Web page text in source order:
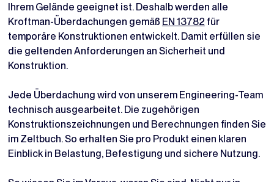
Ihrem Gelände geeignet ist. Deshalb werden alle
Kroftman-Überdachungen gemäß EN 13782 für
temporäre Konstruktionen entwickelt. Damit erfüllen sie
die geltenden Anforderungen an Sicherheit und
Konstruktion.
Jede Überdachung wird von unserem Engineering-Team
technisch ausgearbeitet. Die zugehörigen
Konstruktionszeichnungen und Berechnungen finden Sie
im Zeltbuch. So erhalten Sie pro Produkt einen klaren
Einblick in Belastung, Befestigung und sichere Nutzung.